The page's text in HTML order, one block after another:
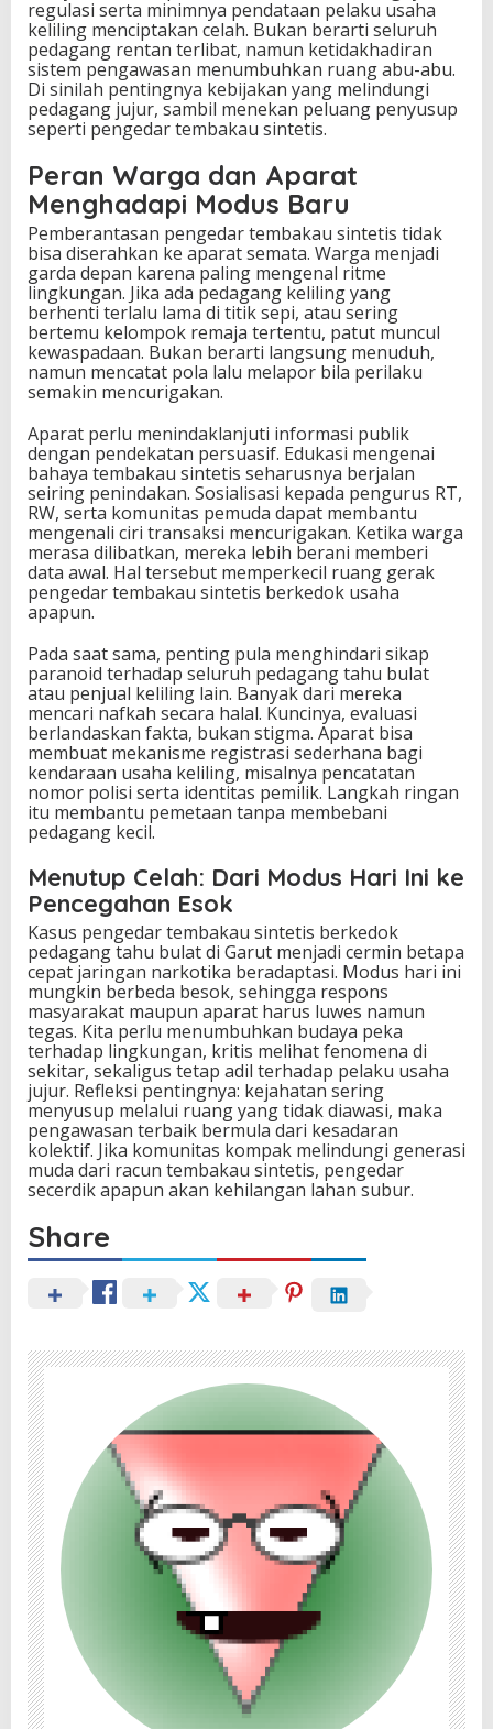
regulasi serta minimnya pendataan pelaku usaha
keliling menciptakan celah. Bukan berarti seluruh
pedagang rentan terlibat, namun ketidakhadiran
sistem pengawasan menumbuhkan ruang abu-abu.
Di sinilah pentingnya kebijakan yang melindungi
pedagang jujur, sambil menekan peluang penyusup
seperti pengedar tembakau sintetis.
Peran Warga dan Aparat
Menghadapi Modus Baru
Pemberantasan pengedar tembakau sintetis tidak
bisa diserahkan ke aparat semata. Warga menjadi
garda depan karena paling mengenal ritme
lingkungan. Jika ada pedagang keliling yang
berhenti terlalu lama di titik sepi, atau sering
bertemu kelompok remaja tertentu, patut muncul
kewaspadaan. Bukan berarti langsung menuduh,
namun mencatat pola lalu melapor bila perilaku
semakin mencurigakan.
Aparat perlu menindaklanjuti informasi publik
dengan pendekatan persuasif. Edukasi mengenai
bahaya tembakau sintetis seharusnya berjalan
seiring penindakan. Sosialisasi kepada pengurus RT,
RW, serta komunitas pemuda dapat membantu
mengenali ciri transaksi mencurigakan. Ketika warga
merasa dilibatkan, mereka lebih berani memberi
data awal. Hal tersebut memperkecil ruang gerak
pengedar tembakau sintetis berkedok usaha
apapun.
Pada saat sama, penting pula menghindari sikap
paranoid terhadap seluruh pedagang tahu bulat
atau penjual keliling lain. Banyak dari mereka
mencari nafkah secara halal. Kuncinya, evaluasi
berlandaskan fakta, bukan stigma. Aparat bisa
membuat mekanisme registrasi sederhana bagi
kendaraan usaha keliling, misalnya pencatatan
nomor polisi serta identitas pemilik. Langkah ringan
itu membantu pemetaan tanpa membebani
pedagang kecil.
Menutup Celah: Dari Modus Hari Ini ke
Pencegahan Esok
Kasus pengedar tembakau sintetis berkedok
pedagang tahu bulat di Garut menjadi cermin betapa
cepat jaringan narkotika beradaptasi. Modus hari ini
mungkin berbeda besok, sehingga respons
masyarakat maupun aparat harus luwes namun
tegas. Kita perlu menumbuhkan budaya peka
terhadap lingkungan, kritis melihat fenomena di
sekitar, sekaligus tetap adil terhadap pelaku usaha
jujur. Refleksi pentingnya: kejahatan sering
menyusup melalui ruang yang tidak diawasi, maka
pengawasan terbaik bermula dari kesadaran
kolektif. Jika komunitas kompak melindungi generasi
muda dari racun tembakau sintetis, pengedar
secerdik apapun akan kehilangan lahan subur.
Share